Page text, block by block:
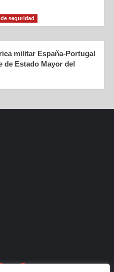
seguridad
militar España-Portugal
de Estado Mayor del